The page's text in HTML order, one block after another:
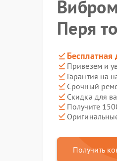
Перя
Бесплатная
Привезем и
Гарантия на
Срочный
Скидка для
Получите
Получить